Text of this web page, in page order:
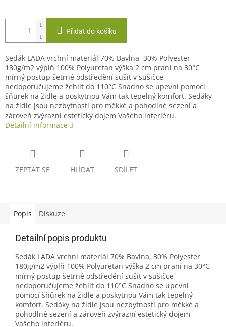
Přidat do košíku
Sedák LADA vrchní materiál 70% Bavlna, 30% Polyester
180g/m2 výplň 100% Polyuretan výška 2 cm praní na 30°C
mírný postup šetrné odstředění sušit v sušičce
nedoporučujeme žehlit do 110°C Snadno se upevní pomocí
šňůrek na židle a poskytnou Vám tak tepelný komfort. Sedáky
na židle jsou nezbytností pro měkké a pohodlné sezení a
zároveň zvýrazní estetický dojem Vašeho interiéru.
Detailní informace
ZEPTAT SE HLÍDAT SDÍLET
Popis Diskuze
Detailní popis produktu
Sedák LADA vrchní materiál 70% Bavlna, 30% Polyester
180g/m2 výplň 100% Polyuretan výška 2 cm praní na 30°C
mírný postup šetrné odstředění sušit v sušičce
nedoporučujeme žehlit do 110°C Snadno se upevní
pomocí šňůrek na židle a poskytnou Vám tak tepelný
komfort. Sedáky na židle jsou nezbytností pro měkké a
pohodlné sezení a zároveň zvýrazní estetický dojem
Vašeho interiéru.